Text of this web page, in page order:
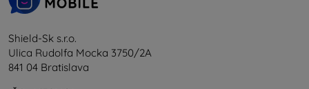
Shield-Sk s.r.o.
Ulica Rudolfa Mocka 3750/2A
841 04 Bratislava